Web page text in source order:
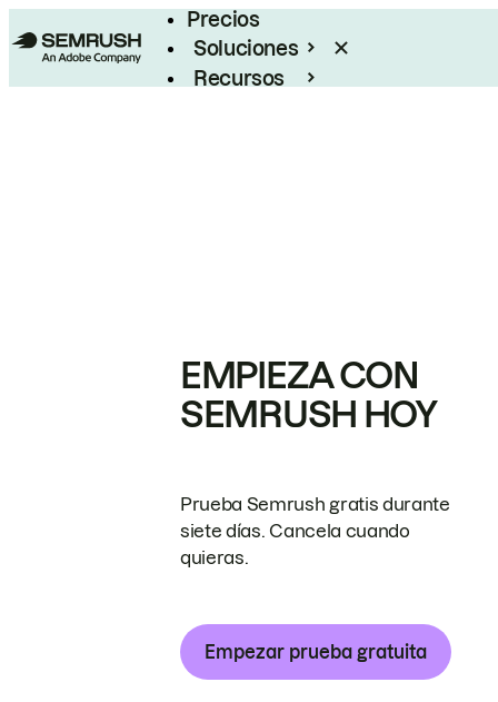
Precios
Soluciones
Recursos
EMPIEZA CON
SEMRUSH HOY
Prueba Semrush gratis durante
siete días. Cancela cuando
quieras.
Empezar prueba gratuita